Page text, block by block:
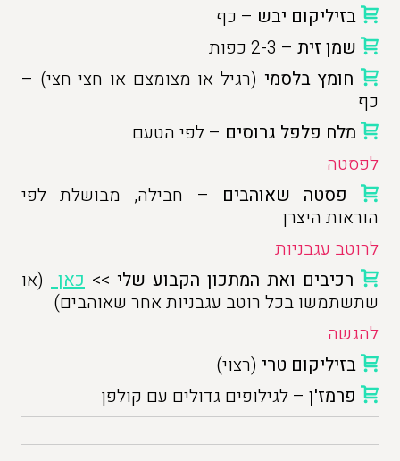
בזיליקום יבש – כף
שמן זית – 2-3 כפות
חומץ בלסמי (רגיל או מצומצם או חצי חצי) –
כף
מלח פלפל גרוסים – לפי הטעם
לפסטה
פסטה שאוהבים – חבילה, מבושלת לפי
הוראות היצרן
לרוטב עגבניות
רכיבים ואת המתכון הקבוע שלי >> כאן
(או
שתשתמשו בכל רוטב עגבניות אחר שאוהבים)
להגשה
בזיליקום טרי (רצוי)
פרמז'ן – לגילופים גדולים עם קולפן